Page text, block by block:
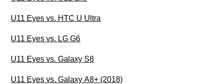
U11 Eyes vs. HTC U Ultra
U11 Eyes vs. LG G6
U11 Eyes vs. Galaxy S8
U11 Eyes vs. Galaxy A8+ (2018)